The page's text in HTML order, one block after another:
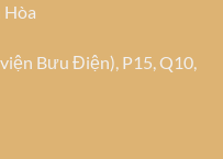
Hòa
Bưu Điện), P15, Q10,